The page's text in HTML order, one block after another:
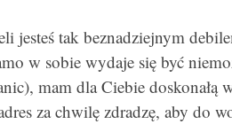
jesteś tak beznadziejnym
w sobie wydaje się być
mam dla Ciebie doskonałą
za chwilę zdradzę, aby do